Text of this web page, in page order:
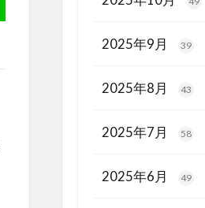
2025年9月 39
2025年8月 43
2025年7月 58
2025年6月 49